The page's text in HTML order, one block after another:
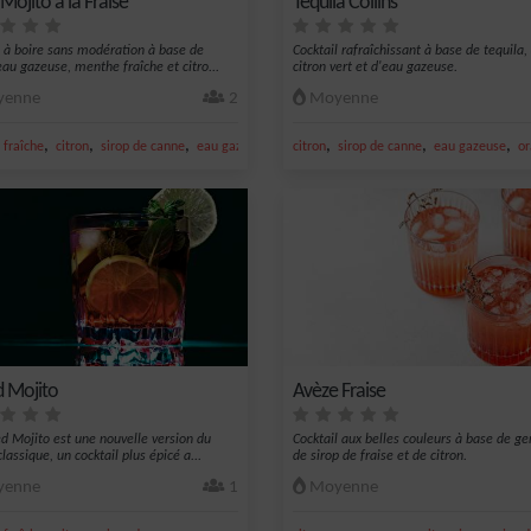
à boire sans modération à base de
gazeuse, menthe fraîche et citro...
2
fraîche, citron, sirop de canne, eau gazeuse citron vert frais
Cocktail rafraîchissant à base de tequila,
citron vert et d'eau gazeuse.
Moyenne
citron, sirop de canne, eau gazeuse,
Mojito
Mojito est une nouvelle version du
un cocktail plus épicé a...
1
Avèze Fraise
Cocktail aux belles couleurs à base de
de sirop de fraise et de citron.
Moyenne